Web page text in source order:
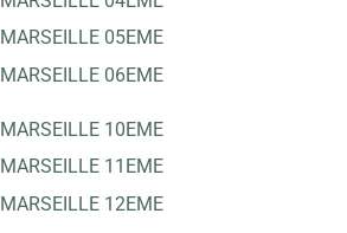
MARSEILLE 05EME
MARSEILLE 06EME
MARSEILLE 10EME
MARSEILLE 11EME
MARSEILLE 12EME